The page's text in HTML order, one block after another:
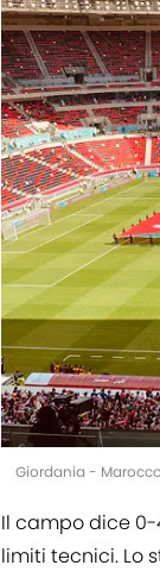
Giordania -
Il campo dice
limiti tecnici. Lo